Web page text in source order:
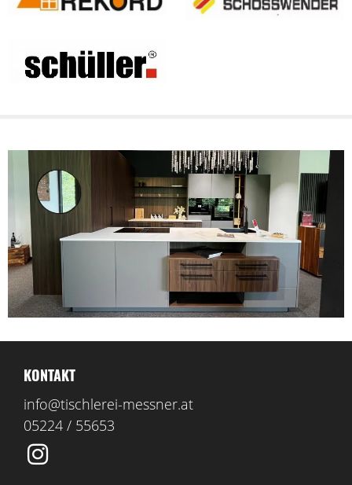
KONTAKT
info@tischlerei-messner.at
05224 / 55653